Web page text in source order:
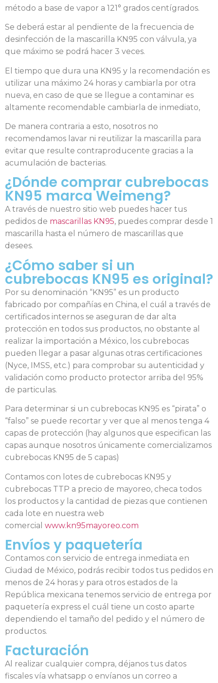
método a base de vapor a 121° grados centígrados.
Se deberá estar al pendiente de la frecuencia de
desinfección de la mascarilla KN95 con válvula, ya
que máximo se podrá hacer 3 veces.
El tiempo que dura una KN95 y la recomendación es
utilizar una máximo 24 horas y cambiarla por otra
nueva, en caso de que se llegue a contaminar es
altamente recomendable cambiarla de inmediato,
De manera contraria a esto, nosotros no
recomendamos lavar ni reutilizar la mascarilla para
evitar que resulte contraproducente gracias a la
acumulación de bacterias.
¿Dónde comprar cubrebocas
KN95 marca Weimeng?
A través de nuestro sitio web puedes hacer tus
pedidos de mascarillas KN95, puedes comprar desde 1
mascarilla hasta el número de mascarillas que
desees.
¿Cómo saber si un
cubrebocas KN95 es original?
Por su denominación “KN95” es un producto
fabricado por compañías en China, el cuál a través de
certificados internos se aseguran de dar alta
protección en todos sus productos, no obstante al
realizar la importación a México, los cubrebocas
pueden llegar a pasar algunas otras certificaciones
(Nyce, IMSS, etc.) para comprobar su autenticidad y
validación como producto protector arriba del 95%
de particulas.
Para determinar si un cubrebocas KN95 es “pirata” o
“falso” se puede recortar y ver que al menos tenga 4
capas de protección (hay algunos que especifican las
capas aunque nosotros únicamente comercializamos
cubrebocas KN95 de 5 capas)
Contamos con lotes de cubrebocas KN95 y
cubrebocas TTP a precio de mayoreo, checa todos
los productos y la cantidad de piezas que contienen
cada lote en nuestra web
comercial www.kn95mayoreo.com
Envíos y paquetería
Contamos con servicio de entrega inmediata en
Ciudad de México, podrás recibir todos tus pedidos en
menos de 24 horas y para otros estados de la
República mexicana tenemos servicio de entrega por
paquetería express el cuál tiene un costo aparte
dependiendo el tamaño del pedido y el número de
productos.
Facturación
Al realizar cualquier compra, déjanos tus datos
fiscales vía whatsapp o envíanos un correo a